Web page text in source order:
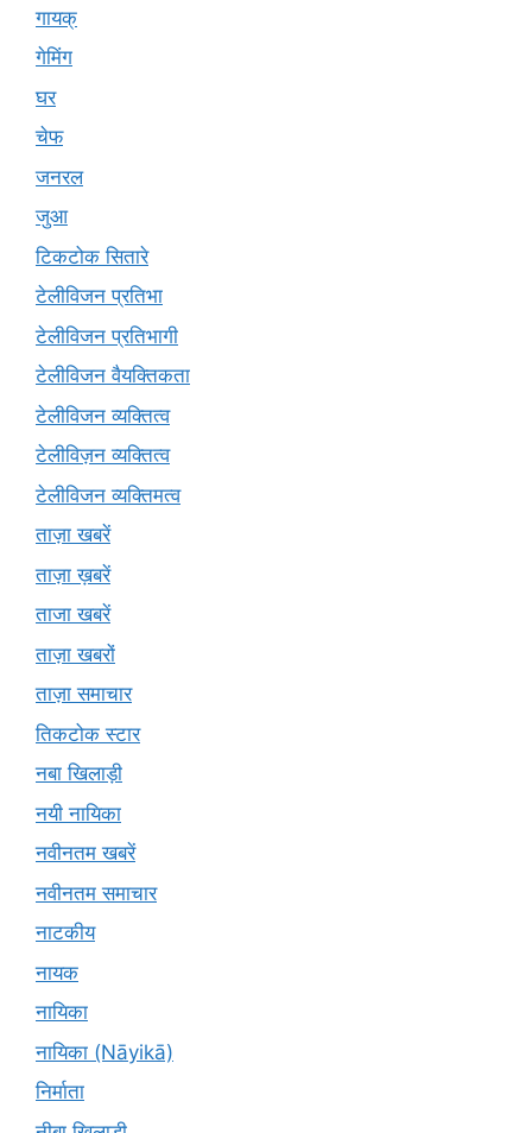
गायक्
गेमिंग
घर
चेफ
जनरल
जुआ
टिकटोक सितारे
टेलीविजन प्रतिभा
टेलीविजन प्रतिभागी
टेलीविजन वैयक्तिकता
टेलीविजन व्यक्तित्व
टेलीविज़न व्यक्तित्व
टेलीविजन व्यक्तिमत्व
ताज़ा खबरें
ताज़ा ख़बरें
ताजा खबरें
ताज़ा खबरों
ताज़ा समाचार
तिकटोक स्टार
नबा खिलाड़ी
नयी नायिका
नवीनतम खबरें
नवीनतम समाचार
नाटकीय
नायक
नायिका
नायिका (Nāyikā)
निर्माता